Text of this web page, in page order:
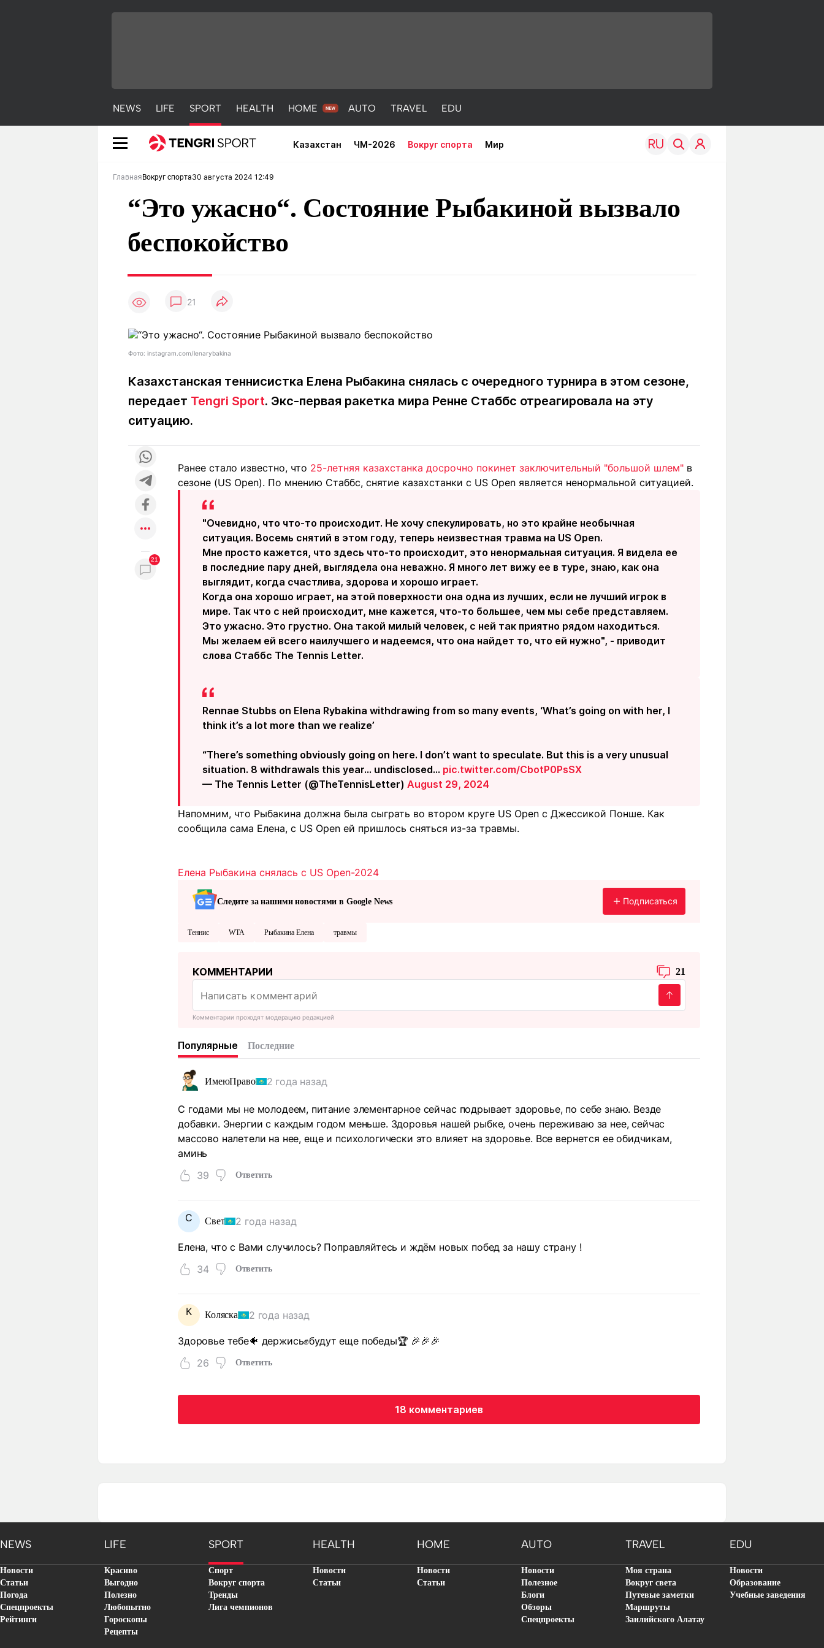
NEWS LIFE SPORT HEALTH HOME AUTO TRAVEL EDU
Казахстан ЧМ-2026 Вокруг спорта Мир
NEWS
Погода
Рейтинги
Полезно
Гороскопы
Рецепты
чемпионов
+7 (777) 001 44 99
Реклама
+7 (700) 3 888 188
Мы в социальных сетях
ГлавнаяВокруг спорта30 августа 2024 12:49
“Это ужасно“. Состояние Рыбакиной вызвало
беспокойство
21
Фото: instagram.com/lenarybakina
Казахстанская теннисистка Елена Рыбакина снялась с очередного турнира в этом сезоне,
передает Tengri Sport. Экс-первая ракетка мира Ренне Стаббс отреагировала на эту
ситуацию.
21
Ранее стало известно, что 25-летняя казахстанка досрочно покинет заключительный "большой шлем" в
сезоне (US Open). По мнению Стаббс, снятие казахстанки с US Open является ненормальной ситуацией.
"Очевидно, что что-то происходит. Не хочу спекулировать, но это крайне необычная
ситуация. Восемь снятий в этом году, теперь неизвестная травма на US Open.
Мне просто кажется, что здесь что-то происходит, это ненормальная ситуация. Я видела ее
в последние пару дней, выглядела она неважно. Я много лет вижу ее в туре, знаю, как она
выглядит, когда счастлива, здорова и хорошо играет.
Когда она хорошо играет, на этой поверхности она одна из лучших, если не лучший игрок в
мире. Так что с ней происходит, мне кажется, что-то большее, чем мы себе представляем.
Это ужасно. Это грустно. Она такой милый человек, с ней так приятно рядом находиться.
Мы желаем ей всего наилучшего и надеемся, что она найдет то, что ей нужно", - приводит
слова Стаббс The Tennis Letter.
Rennae Stubbs on Elena Rybakina withdrawing from so many events, ‘What’s going on with her, I
think it’s a lot more than we realize’
“There’s something obviously going on here. I don’t want to speculate. But this is a very unusual
situation. 8 withdrawals this year… undisclosed… pic.twitter.com/CbotP0PsSX
— The Tennis Letter (@TheTennisLetter) August 29, 2024
Напомним, что Рыбакина должна была сыграть во втором круге US Open с Джессикой Понше. Как
сообщила сама Елена, с US Open ей пришлось сняться из-за травмы.
Елена Рыбакина снялась с US Open-2024
Следите за нашими новостями в Google News Подписаться
Теннис WTA Рыбакина Елена травмы
КОММЕНТАРИИ 21
Комментарии проходят модерацию редакцией
Популярные Последние
ИмеюПраво 2 года назад
С годами мы не молодеем, питание элементарное сейчас подрывает здоровье, по себе знаю. Везде
добавки. Энергии с каждым годом меньше. Здоровья нашей рыбке, очень переживаю за нее, сейчас
массово налетели на нее, еще и психологически это влияет на здоровье. Все вернется ее обидчикам,
аминь
39
Ответить
С Свет 2 года назад
Елена, что с Вами случилось? Поправляйтесь и ждём новых побед за нашу страну !
34
Ответить
К Коляска 2 года назад
Здоровье тебе🐠 держись✊будут еще победы🏆 🎉🎉🎉
26
Ответить
18 комментариев
NEWS LIFE SPORT HEALTH HOME AUTO TRAVEL EDU
Новости
Статьи
Погода
Спецпроекты
Рейтинги
Красиво
Выгодно
Полезно
Любопытно
Гороскопы
Рецепты
Спорт
Вокруг спорта
Тренды
Лига чемпионов
Новости
Статьи
Новости
Статьи
Новости
Полезное
Блоги
Обзоры
Спецпроекты
Моя страна
Вокруг света
Путевые заметки
Маршруты
Заилийского Алатау
Новости
Образование
Учебные заведения